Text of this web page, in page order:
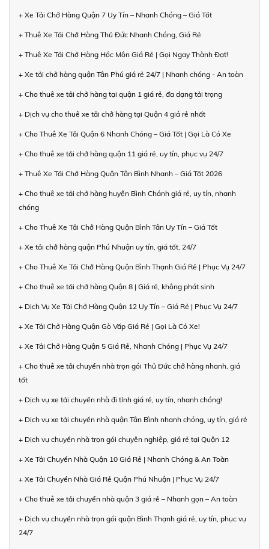
+ Xe Tải Chở Hàng Quận 7 Uy Tín – Nhanh Chóng – Giá Tốt
+ Thuê Xe Tải Chở Hàng Thủ Đức Nhanh Chóng, Giá Rẻ
+ Thuê Xe Tải Chở Hàng Hóc Môn Giá Rẻ | Gọi Ngay Thành Đạt!
+ Xe tải chở hàng quận Tân Phú giá rẻ 24/7 | Nhanh chóng - An toàn
+ Cho thuê xe tải chở hàng tại quận 1 giá rẻ, đa dạng tải trọng
+ Dịch vụ cho thuê xe tải chở hàng tại Quận 4 giá rẻ nhất
+ Cho Thuê Xe Tải Quận 6 Nhanh Chóng – Giá Tốt | Gọi Là Có Xe
+ Cho thuê xe tải chở hàng quận 11 giá rẻ, uy tín, phục vụ 24/7
+ Thuê Xe Tải Chở Hàng Quận Tân Bình Nhanh – Giá Tốt 2026
+ Cho thuê xe tải chở hàng huyện Bình Chánh giá rẻ, uy tín, nhanh
chóng
+ Cho Thuê Xe Tải Chở Hàng Quận Bình Tân Uy Tín – Giá Tốt
+ Xe tải chở hàng quận Phú Nhuận uy tín, giá tốt, 24/7
+ Cho Thuê Xe Tải Chở Hàng Quận Bình Thạnh Giá Rẻ | Phục Vụ 24/7
+ Cho thuê xe tải chở hàng Quận 8 | Giá rẻ, không phát sinh
+ Dịch Vụ Xe Tải Chở Hàng Quận 12 Uy Tín – Giá Rẻ | Phục Vụ 24/7
+ Xe Tải Chở Hàng Quận Gò Vấp Giá Rẻ | Gọi Là Có Xe!
+ Xe Tải Chở Hàng Quận 5 Giá Rẻ, Nhanh Chóng | Phục Vụ 24/7
+ Cho thuê xe tải chuyển nhà trọn gói Thủ Đức chở hàng nhanh, giá
tốt
+ Dịch vụ xe tải chuyển nhà đi tỉnh giá rẻ, uy tín, nhanh chóng!
+ Dịch vụ xe tải chuyển nhà quận Tân Bình nhanh chóng, uy tín, giá rẻ
+ Dịch vụ chuyển nhà trọn gói chuyên nghiệp, giá rẻ tại Quận 12
+ Xe Tải Chuyển Nhà Quận 10 Giá Rẻ | Nhanh Chóng & An Toàn
+ Xe Tải Chuyển Nhà Giá Rẻ Quận Phú Nhuận | Phục Vụ 24/7
+ Cho thuê xe tải chuyển nhà quận 3 giá rẻ – Nhanh gọn – An toàn
+ Dịch vụ chuyển nhà trọn gói quận Bình Thạnh giá rẻ, uy tín, phục vụ
24/7